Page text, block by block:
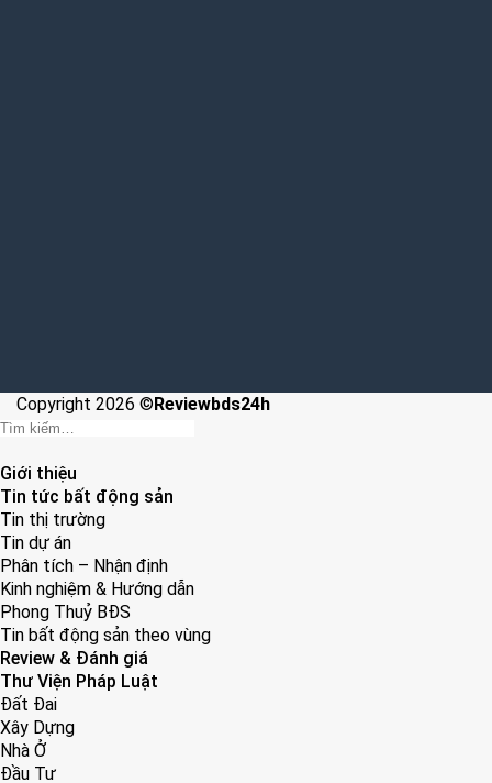
Copyright 2026 ©Reviewbds24h
Giới thiệu
Tin tức bất động sản
Tin thị trường
Tin dự án
Phân tích – Nhận định
Kinh nghiệm & Hướng dẫn
Phong Thuỷ BĐS
Tin bất động sản theo vùng
Review & Đánh giá
Thư Viện Pháp Luật
Đất Đai
Xây Dựng
Nhà Ở
Đầu Tư